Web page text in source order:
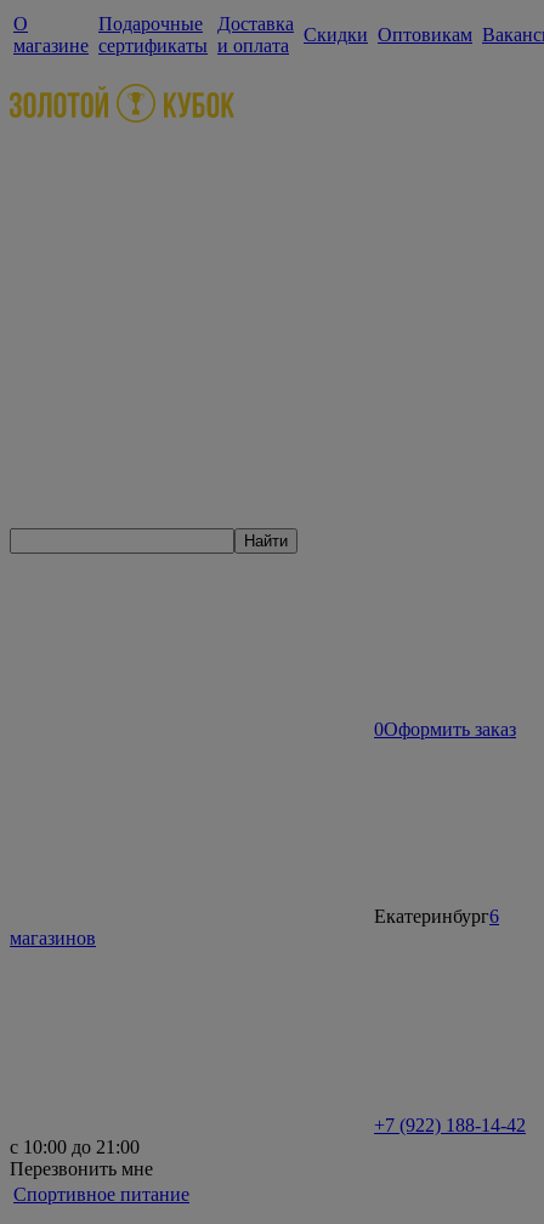
О
магазине
Подарочные
сертификаты
Доставка
и оплата
Скидки Оптовикам
Найти
0Оформить заказ
Екатеринбург6
магазинов
+7 (922) 188-14-42
с 10:00 до 21:00
Перезвонить мне
Спортивное питание